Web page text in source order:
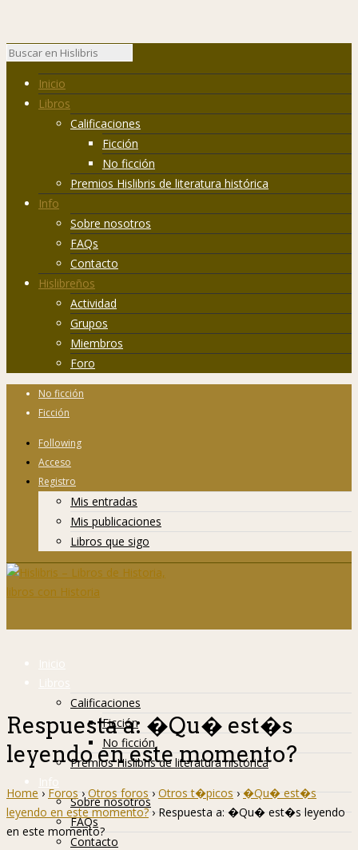
Inicio
Libros
Calificaciones
Ficción
No ficción
Premios Hislibris de literatura histórica
Info
Sobre nosotros
FAQs
Contacto
Hislibreños
Actividad
Grupos
Miembros
Foro
No ficción
Ficción
Following
Acceso
Registro
Mis entradas
Mis publicaciones
Libros que sigo
Inicio
Libros
Calificaciones
Ficción
No ficción
Premios Hislibris de literatura histórica
Info
Sobre nosotros
FAQs
Contacto
Respuesta a: �Qu� est�s
leyendo en este momento?
Home › Foros › Otros foros › Otros t�picos › �Qu� est�s
leyendo en este momento? › Respuesta a: �Qu� est�s leyendo
en este momento?